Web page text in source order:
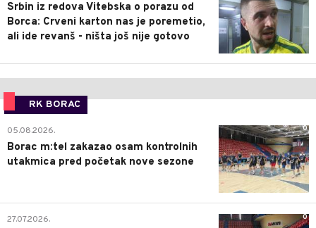
Srbin iz redova Vitebska o porazu od
Borca: Crveni karton nas je poremetio,
ali ide revanš - ništa još nije gotovo
RK BORAC
0
05.08.2026.
Borac m:tel zakazao osam kontrolnih
utakmica pred početak nove sezone
0
27.07.2026.